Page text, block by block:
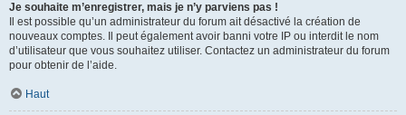
Je souhaite m’enregistrer, mais je n’y parviens pas !
Il est possible qu’un administrateur du forum ait désactivé la création de
nouveaux comptes. Il peut également avoir banni votre IP ou interdit le nom
d’utilisateur que vous souhaitez utiliser. Contactez un administrateur du forum
pour obtenir de l’aide.
Haut